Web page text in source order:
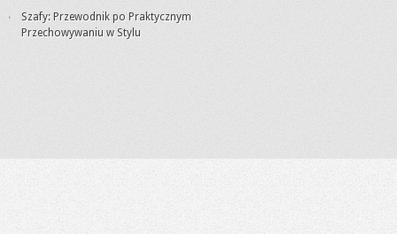
Szafy: Przewodnik po Praktycznym
Przechowywaniu w Stylu